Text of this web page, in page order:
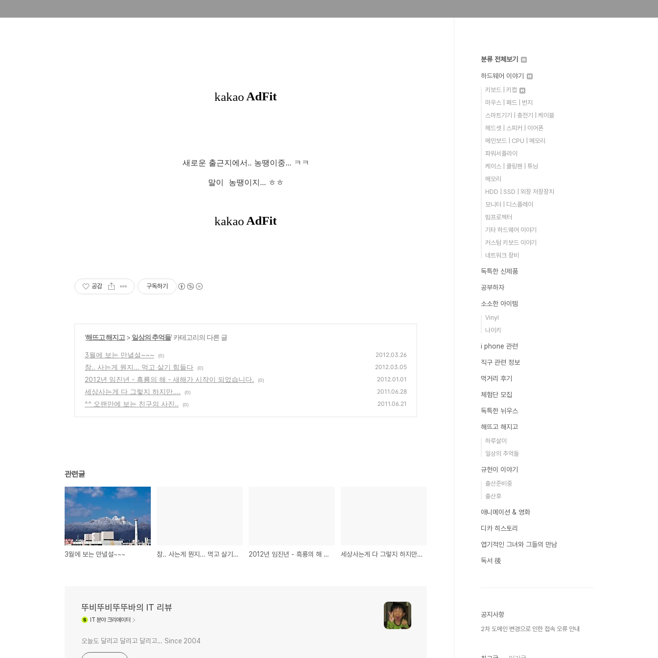
새로운 출근지에서.. 농땡이중... ㅋㅋ
말이 농땡이지... ㅎㅎ
공감 구독하기
'해뜨고 해지고 > 일상의 추억들' 카테고리의 다른 글
3월에 보는 만녈설~~~ (0) 2012.03.26
참.. 사는게 뭔지... 먹고 살기 힘들다 (0) 2012.03.05
2012년 임진년 - 흑룡의 해 - 새해가 시작이 되었습니다. (0) 2012.01.01
세상사는게 다 그렇지 하지만.... (0) 2011.06.28
^^ 오랜만에 보는 친구의 사진.. (0) 2011.06.21
관련글
3월에 보는 만녈설~~~ 참.. 사는게 뭔지... 먹고 살기 힘들다 2012년 임진년 - 흑룡의 해 - 새해가 시작이 되었습니다. 세상사는게 다 그렇지 하지만....
뚜비뚜비뚜뚜바의 IT 리뷰
IT 분야 크리에이터
오늘도 달리고 달리고 달리고... Since 2004
분류 전체보기
하드웨어 이야기
키보드 | 키캡
마우스 | 패드 | 번지
스마트기기 | 충전기 | 케이블
헤드셋 | 스피커 | 이어폰
메인보드 | CPU | 메모리
파워서플라이
케이스 | 쿨링팬 | 튜닝
메모리
HDD | SSD | 외장 저장장치
모니터 | 디스플레이
빔프로젝터
기타 하드웨어 이야기
커스텀 키보드 이야기
네트워크 장비
독특한 신제품
공부하자
소소한 아이템
Vinyl
나이키
i phone 관련
직구 관련 정보
먹거리 후기
체험단 모집
독특한 뉘우스
해뜨고 해지고
하루살이
일상의 추억들
규헌이 이야기
출산준비중
출산후
애니메이션 & 영화
디카 히스토리
엽기적인 그녀와 그들의 만남
독서 後
공지사항
2차 도메인 변경으로 인한 접속 오류 안내